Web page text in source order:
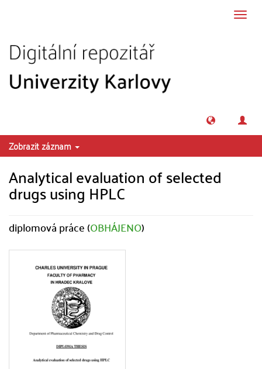
Zobrazit záznam
Analytical evaluation of selected
drugs using HPLC
diplomová práce (OBHÁJENO)